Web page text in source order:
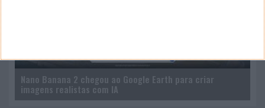
Nano Banana 2 chegou ao Google Earth para criar
imagens realistas com IA